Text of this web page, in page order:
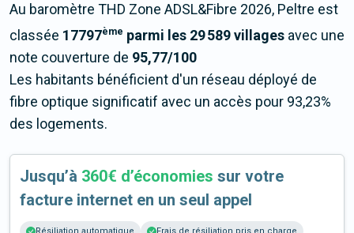
Au baromètre THD Zone ADSL&Fibre 2026, Peltre est
classée 17797ème parmi les 29 589 villages avec une
note couverture de 95,77/100
Les habitants bénéficient d'un réseau déployé de
fibre optique significatif avec un accès pour 93,23%
des logements.
Jusqu’à 360€ d’économies sur votre
facture internet en un seul appel